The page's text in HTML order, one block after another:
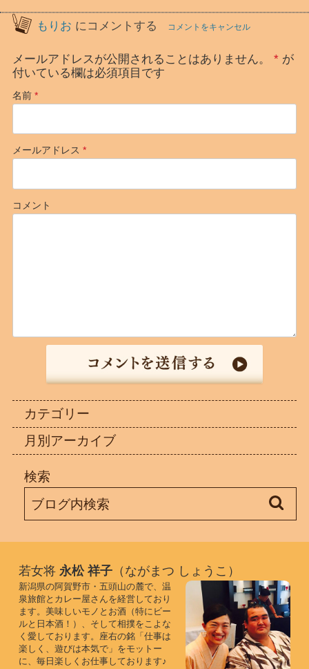
若女将 永松 祥子（ながまつ しょうこ）
新潟県の阿賀野市・五頭山の麓で、温
泉旅館とカレー屋さんを経営しており
ます。美味しいモノとお酒（特にビー
ルと日本酒！）、そして相撲をこよな
く愛しております。座右の銘「仕事は
楽しく、遊びは本気で」をモットー
に、毎日楽しくお仕事しております♪
ィ
ー
ド
ッ
もりお にコメントする コメントをキャンセル
メールアドレスが公開されることはありません。 *が
付いている欄は必須項目です
名前 *
メールアドレス *
コメント
カテゴリー
月別アーカイブ
検索